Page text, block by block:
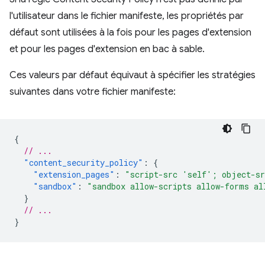
l'utilisateur dans le fichier manifeste, les propriétés par
défaut sont utilisées à la fois pour les pages d'extension
et pour les pages d'extension en bac à sable.
Ces valeurs par défaut équivaut à spécifier les stratégies
suivantes dans votre fichier manifeste:
{
// ...
"content_security_policy" :
{
"extension_pages" :
"script-src 'self'; object-
"sandbox" :
"sandbox allow-scripts allow-
}
// ...
}